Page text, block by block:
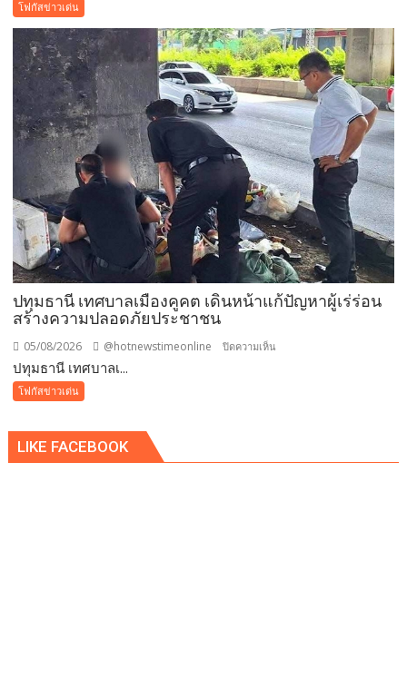
ครั้ง
เดียว!
12
สิงหาคม
แม่
เข้า
ฟรี
สวน
นงนุช
พัทยา
มอบ
ของ
ขวัญ
วัน
ชวน
โฟกัสข่าวเด่น
ปทุมธานี เทศบาลเมืองคูคต เดินหน้าแก้ปัญหาผู้เร่ร่อน
สร้างความปลอดภัยประชาชน
05/08/2026 @hotnewstimeonline ปิดความเห็น
หน้า
ปทุมธานี เทศบาลเ...
โฟกัสข่าวเด่น
LIKE FACEBOOK